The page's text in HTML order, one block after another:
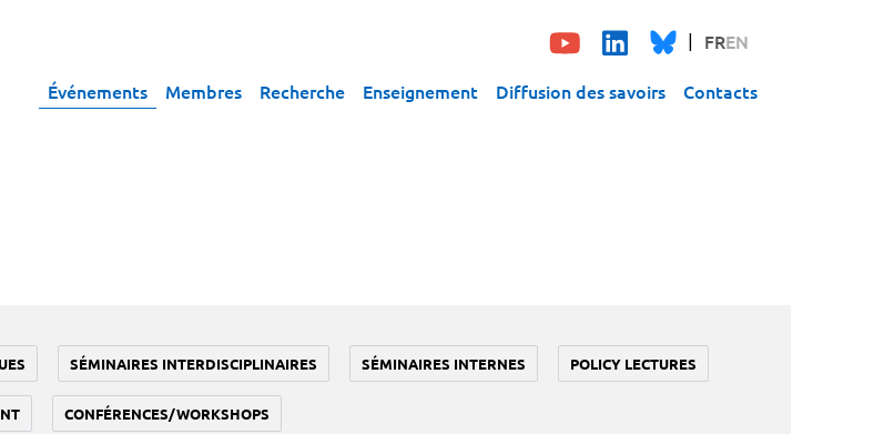
FREN
Événements Membres Recherche Enseignement Diffusion des savoirs Contacts
SÉMINAIRES INTERDISCIPLINAIRES SÉMINAIRES INTERNES POLICY LECTURES
CONFÉRENCES/WORKSHOPS